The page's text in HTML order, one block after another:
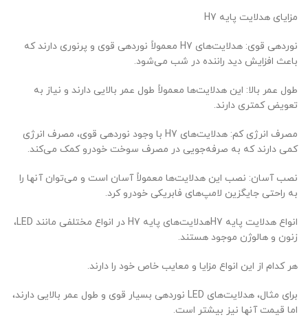
مزایای هدلایت پایه H7
نوردهی قوی: هدلایت‌های H7 معمولاً نوردهی قوی و پرنوری دارند که
باعث افزایش دید راننده در شب می‌شود.
طول عمر بالا: این هدلایت‌ها معمولاً طول عمر بالایی دارند و نیاز به
تعویض کمتری دارند.
مصرف انرژی کم: هدلایت‌های H7 با وجود نوردهی قوی، مصرف انرژی
کمی دارند که به صرفه‌جویی در مصرف سوخت خودرو کمک می‌کند.
نصب آسان: نصب این هدلایت‌ها معمولاً آسان است و می‌توان آنها را
به راحتی جایگزین لامپ‌های فابریکی خودرو کرد.
انواع هدلایت پایه H7هدلایت‌های پایه H7 در انواع مختلفی مانند LED،
زنون و هالوژن موجود هستند.
هر کدام از این انواع مزایا و معایب خاص خود را دارند.
برای مثال، هدلایت‌های LED نوردهی بسیار قوی و طول عمر بالایی دارند،
اما قیمت آنها نیز بیشتر است.